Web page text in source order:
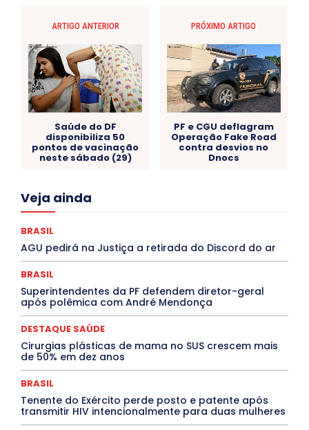
ARTIGO ANTERIOR
Saúde do DF
disponibiliza 50
pontos de vacinação
neste sábado (29)
PRÓXIMO ARTIGO
PF e CGU deflagram
Operação Fake Road
contra desvios no
Dnocs
Veja ainda
Acre
Congressuanas & Esplanadumas
Covid-19
Crônica Política Crônicas
CULTURA
Cultura e Tal
DANÇA Dengue
Denuncia
DESTAQUES OUTROS
DISTRITO FEDERAL
EDUCAÇÃO
ELEIÇÕES
EMPREGO E OPORTUNIDADES
Especial
Espírito Santo ESPORTE
ESTÁGIO
EVENTOS
Febre Oropouche
Goiás
INTELIGÊNCIA ARTIFICIAL
INTERNACIONAL
MEIO AMBIENTE
MÚSICA
O Plantonista Opinião Oropouche
Paraíba
Paraná Pernambuco Piauí
POLÍTICA
BRASIL
AGU pedirá na Justiça a retirada do Discord do ar
BRASIL
Superintendentes da PF defendem diretor-geral
após polêmica com André Mendonça
DESTAQUE SAÚDE
Cirurgias plásticas de mama no SUS crescem mais
de 50% em dez anos
BRASIL
Tenente do Exército perde posto e patente após
transmitir HIV intencionalmente para duas mulheres